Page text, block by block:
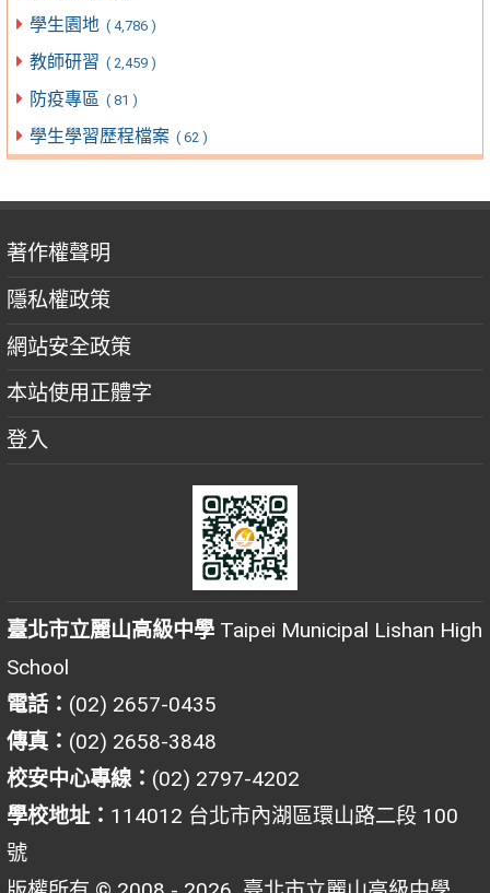
學生園地 ( 4,786 )
教師研習 ( 2,459 )
防疫專區 ( 81 )
學生學習歷程檔案 ( 62 )
著作權聲明
隱私權政策
網站安全政策
本站使用正體字
登入
臺北市立麗山高級中學 Taipei Municipal Lishan High
School
電話： (02) 2657-0435
傳真： (02) 2658-3848
校安中心專線： (02) 2797-4202
學校地址： 114012 台北市內湖區環山路二段 100
號